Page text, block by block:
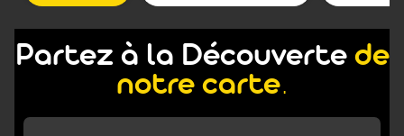
Partez à la Découverte de
notre carte.